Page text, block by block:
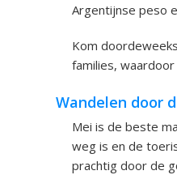
Argentijnse peso
Kom
families,
Wandelen door
Mei is de beste
weg is en de
prachtig door de